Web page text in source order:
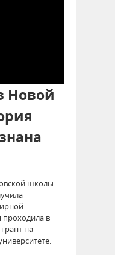
Новой
школы
проходила в
на